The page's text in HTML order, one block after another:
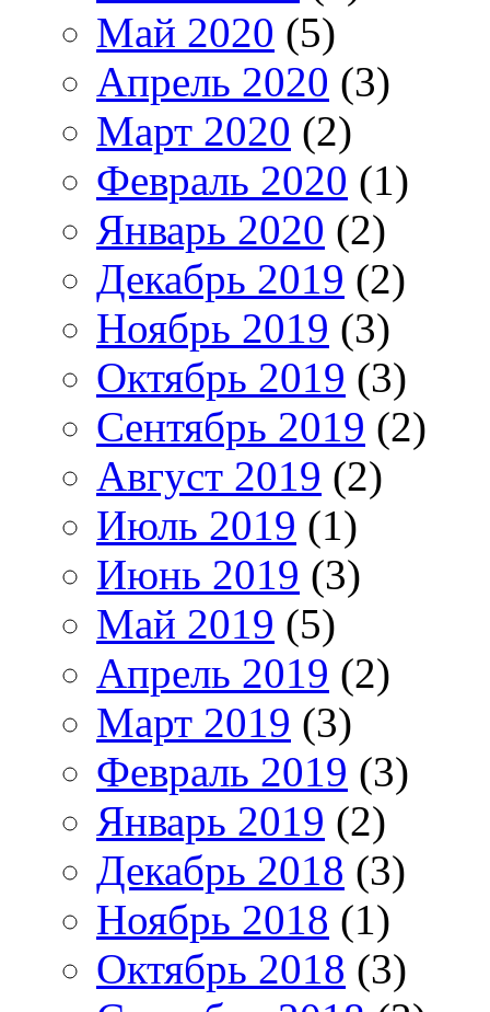
Май 2020 (5)
Апрель 2020 (3)
Март 2020 (2)
Февраль 2020 (1)
Январь 2020 (2)
Декабрь 2019 (2)
Ноябрь 2019 (3)
Октябрь 2019 (3)
Сентябрь 2019 (2)
Август 2019 (2)
Июль 2019 (1)
Июнь 2019 (3)
Май 2019 (5)
Апрель 2019 (2)
Март 2019 (3)
Февраль 2019 (3)
Январь 2019 (2)
Декабрь 2018 (3)
Ноябрь 2018 (1)
Октябрь 2018 (3)